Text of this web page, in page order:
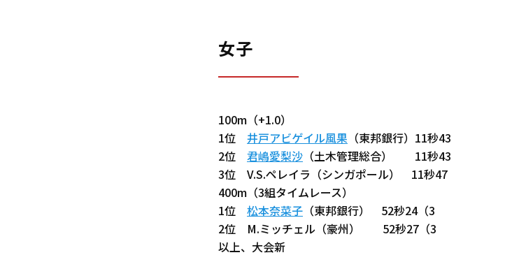
女子
100m（+1.0）
1位 井戸アビゲイル風果 （東邦銀行）11秒43
2位 君嶋愛梨沙 （土木管理総合） 11秒43
3位 V.S.ペレイラ（シンガポール） 11秒47
400m（3組タイムレース）
1位 松本奈菜子 （東邦銀行） 52秒24（3
2位 M.ミッチェル（豪州） 52秒27（3
以上、大会新